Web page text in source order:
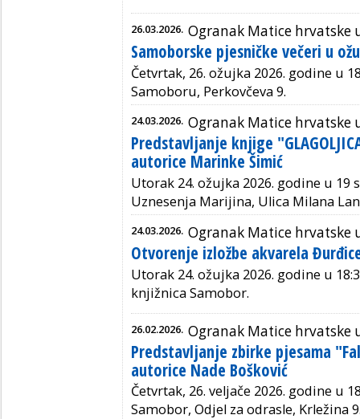
26.03.2026. Ogranak Matice hrvatske
Samoborske pjesničke večeri u
Četvrtak, 26. ožujka 2026. godine u
Samoboru, Perkovčeva 9.
24.03.2026. Ogranak Matice hrvatske
Predstavljanje knjige
autorice Marinke Šimić
Utorak 24. ožujka 2026. godine u 19
Uznesenja Marijina, Ulica Milana
24.03.2026. Ogranak Matice hrvatske
Otvorenje izložbe akvarela
Utorak 24. ožujka 2026. godine u
knjižnica Samobor.
26.02.2026. Ogranak Matice hrvatske
Predstavljanje zbirke pjesama
autorice Nade Bošković
Četvrtak, 26. veljače 2026. godine u
Samobor, Odjel za odrasle, Krležina